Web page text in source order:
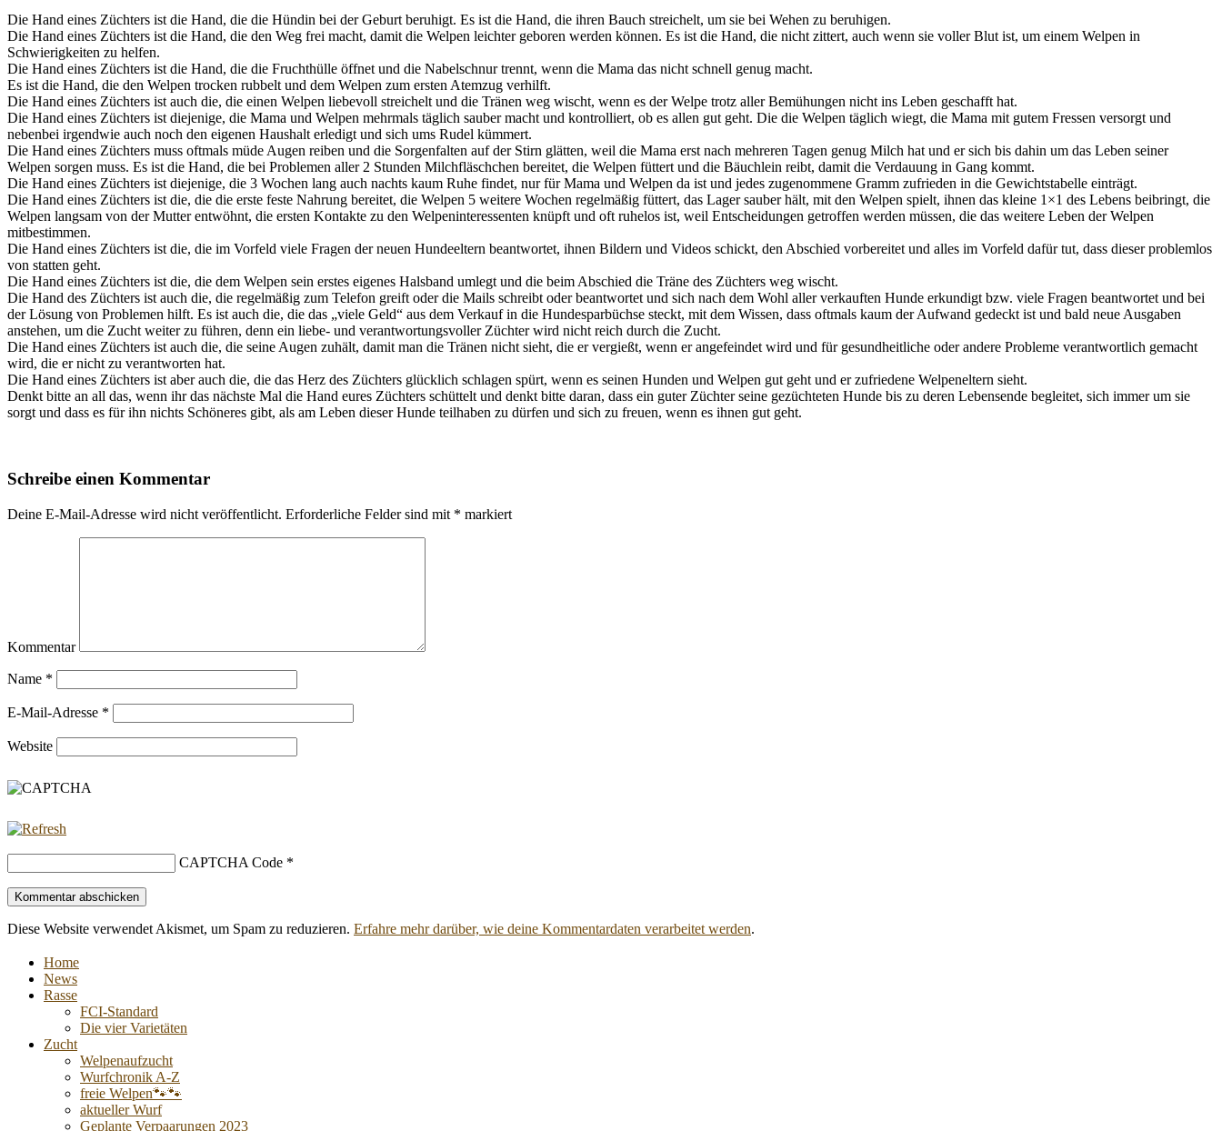
Die Hand eines Züchters ist die Hand, die die Hündin bei der Geburt beruhigt. Es ist die Hand, die ihren Bauch streichelt, um sie bei Wehen zu beruhigen.
Die Hand eines Züchters ist die Hand, die den Weg frei macht, damit die Welpen leichter geboren werden können. Es ist die Hand, die nicht zittert, auch wenn sie voller Blut ist, um einem Welpen in
Schwierigkeiten zu helfen.
Die Hand eines Züchters ist die Hand, die die Fruchthülle öffnet und die Nabelschnur trennt, wenn die Mama das nicht schnell genug macht.
Es ist die Hand, die den Welpen trocken rubbelt und dem Welpen zum ersten Atemzug verhilft.
Die Hand eines Züchters ist auch die, die einen Welpen liebevoll streichelt und die Tränen weg wischt, wenn es der Welpe trotz aller Bemühungen nicht ins Leben geschafft hat.
Die Hand eines Züchters ist diejenige, die Mama und Welpen mehrmals täglich sauber macht und kontrolliert, ob es allen gut geht. Die die Welpen täglich wiegt, die Mama mit gutem Fressen versorgt und
nebenbei irgendwie auch noch den eigenen Haushalt erledigt und sich ums Rudel kümmert.
Die Hand eines Züchters muss oftmals müde Augen reiben und die Sorgenfalten auf der Stirn glätten, weil die Mama erst nach mehreren Tagen genug Milch hat und er sich bis dahin um das Leben seiner
Welpen sorgen muss. Es ist die Hand, die bei Problemen aller 2 Stunden Milchfläschchen bereitet, die Welpen füttert und die Bäuchlein reibt, damit die Verdauung in Gang kommt.
Die Hand eines Züchters ist diejenige, die 3 Wochen lang auch nachts kaum Ruhe findet, nur für Mama und Welpen da ist und jedes zugenommene Gramm zufrieden in die Gewichtstabelle einträgt.
Die Hand eines Züchters ist die, die die erste feste Nahrung bereitet, die Welpen 5 weitere Wochen regelmäßig füttert, das Lager sauber hält, mit den Welpen spielt, ihnen das kleine 1×1 des Lebens beibringt, die
Welpen langsam von der Mutter entwöhnt, die ersten Kontakte zu den Welpeninteressenten knüpft und oft ruhelos ist, weil Entscheidungen getroffen werden müssen, die das weitere Leben der Welpen
mitbestimmen.
Die Hand eines Züchters ist die, die im Vorfeld viele Fragen der neuen Hundeeltern beantwortet, ihnen Bildern und Videos schickt, den Abschied vorbereitet und alles im Vorfeld dafür tut, dass dieser problemlos
von statten geht.
Die Hand eines Züchters ist die, die dem Welpen sein erstes eigenes Halsband umlegt und die beim Abschied die Träne des Züchters weg wischt.
Die Hand des Züchters ist auch die, die regelmäßig zum Telefon greift oder die Mails schreibt oder beantwortet und sich nach dem Wohl aller verkauften Hunde erkundigt bzw. viele Fragen beantwortet und bei
der Lösung von Problemen hilft. Es ist auch die, die das „viele Geld“ aus dem Verkauf in die Hundesparbüchse steckt, mit dem Wissen, dass oftmals kaum der Aufwand gedeckt ist und bald neue Ausgaben
anstehen, um die Zucht weiter zu führen, denn ein liebe- und verantwortungsvoller Züchter wird nicht reich durch die Zucht.
Die Hand eines Züchters ist auch die, die seine Augen zuhält, damit man die Tränen nicht sieht, die er vergießt, wenn er angefeindet wird und für gesundheitliche oder andere Probleme verantwortlich gemacht
wird, die er nicht zu verantworten hat.
Die Hand eines Züchters ist aber auch die, die das Herz des Züchters glücklich schlagen spürt, wenn es seinen Hunden und Welpen gut geht und er zufriedene Welpeneltern sieht.
Denkt bitte an all das, wenn ihr das nächste Mal die Hand eures Züchters schüttelt und denkt bitte daran, dass ein guter Züchter seine gezüchteten Hunde bis zu deren Lebensende begleitet, sich immer um sie
sorgt und dass es für ihn nichts Schöneres gibt, als am Leben dieser Hunde teilhaben zu dürfen und sich zu freuen, wenn es ihnen gut geht.
Schreibe einen Kommentar
Deine E-Mail-Adresse wird nicht veröffentlicht. Erforderliche Felder sind mit * markiert
Kommentar
Name *
E-Mail-Adresse *
Website
CAPTCHA Code *
Diese Website verwendet Akismet, um Spam zu reduzieren. Erfahre mehr darüber, wie deine Kommentardaten verarbeitet werden.
Home
News
Rasse
FCI-Standard
Die vier Varietäten
Zucht
Welpenaufzucht
Wurfchronik A-Z
freie Welpen🐾🐾
aktueller Wurf
Geplante Verpaarungen 2023